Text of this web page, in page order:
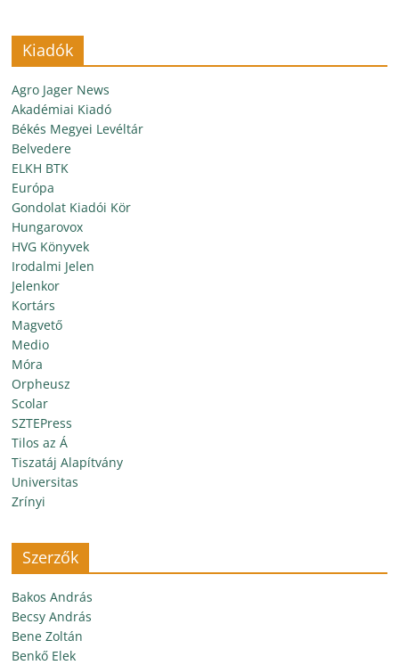
Kiadók
Agro Jager News
Akadémiai Kiadó
Békés Megyei Levéltár
Belvedere
ELKH BTK
Európa
Gondolat Kiadói Kör
Hungarovox
HVG Könyvek
Irodalmi Jelen
Jelenkor
Kortárs
Magvető
Medio
Móra
Orpheusz
Scolar
SZTEPress
Tilos az Á
Tiszatáj Alapítvány
Universitas
Zrínyi
Szerzők
Bakos András
Becsy András
Bene Zoltán
Benkő Elek